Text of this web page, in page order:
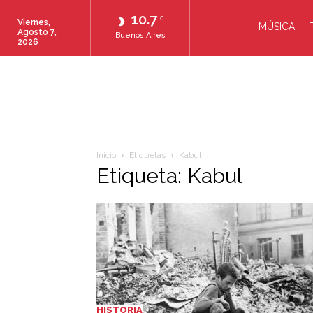
10.7 C
Buenos Aires
Viernes,
Agosto 7,
2026
MÚSICA
Inicio Etiquetas Kabul
Etiqueta: Kabul
HISTORIA